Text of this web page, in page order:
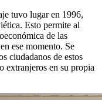
tuvo lugar en 1996,
Esto permite al
de las
ese momento. Se
ciudadanos de estos
extranjeros en su propia